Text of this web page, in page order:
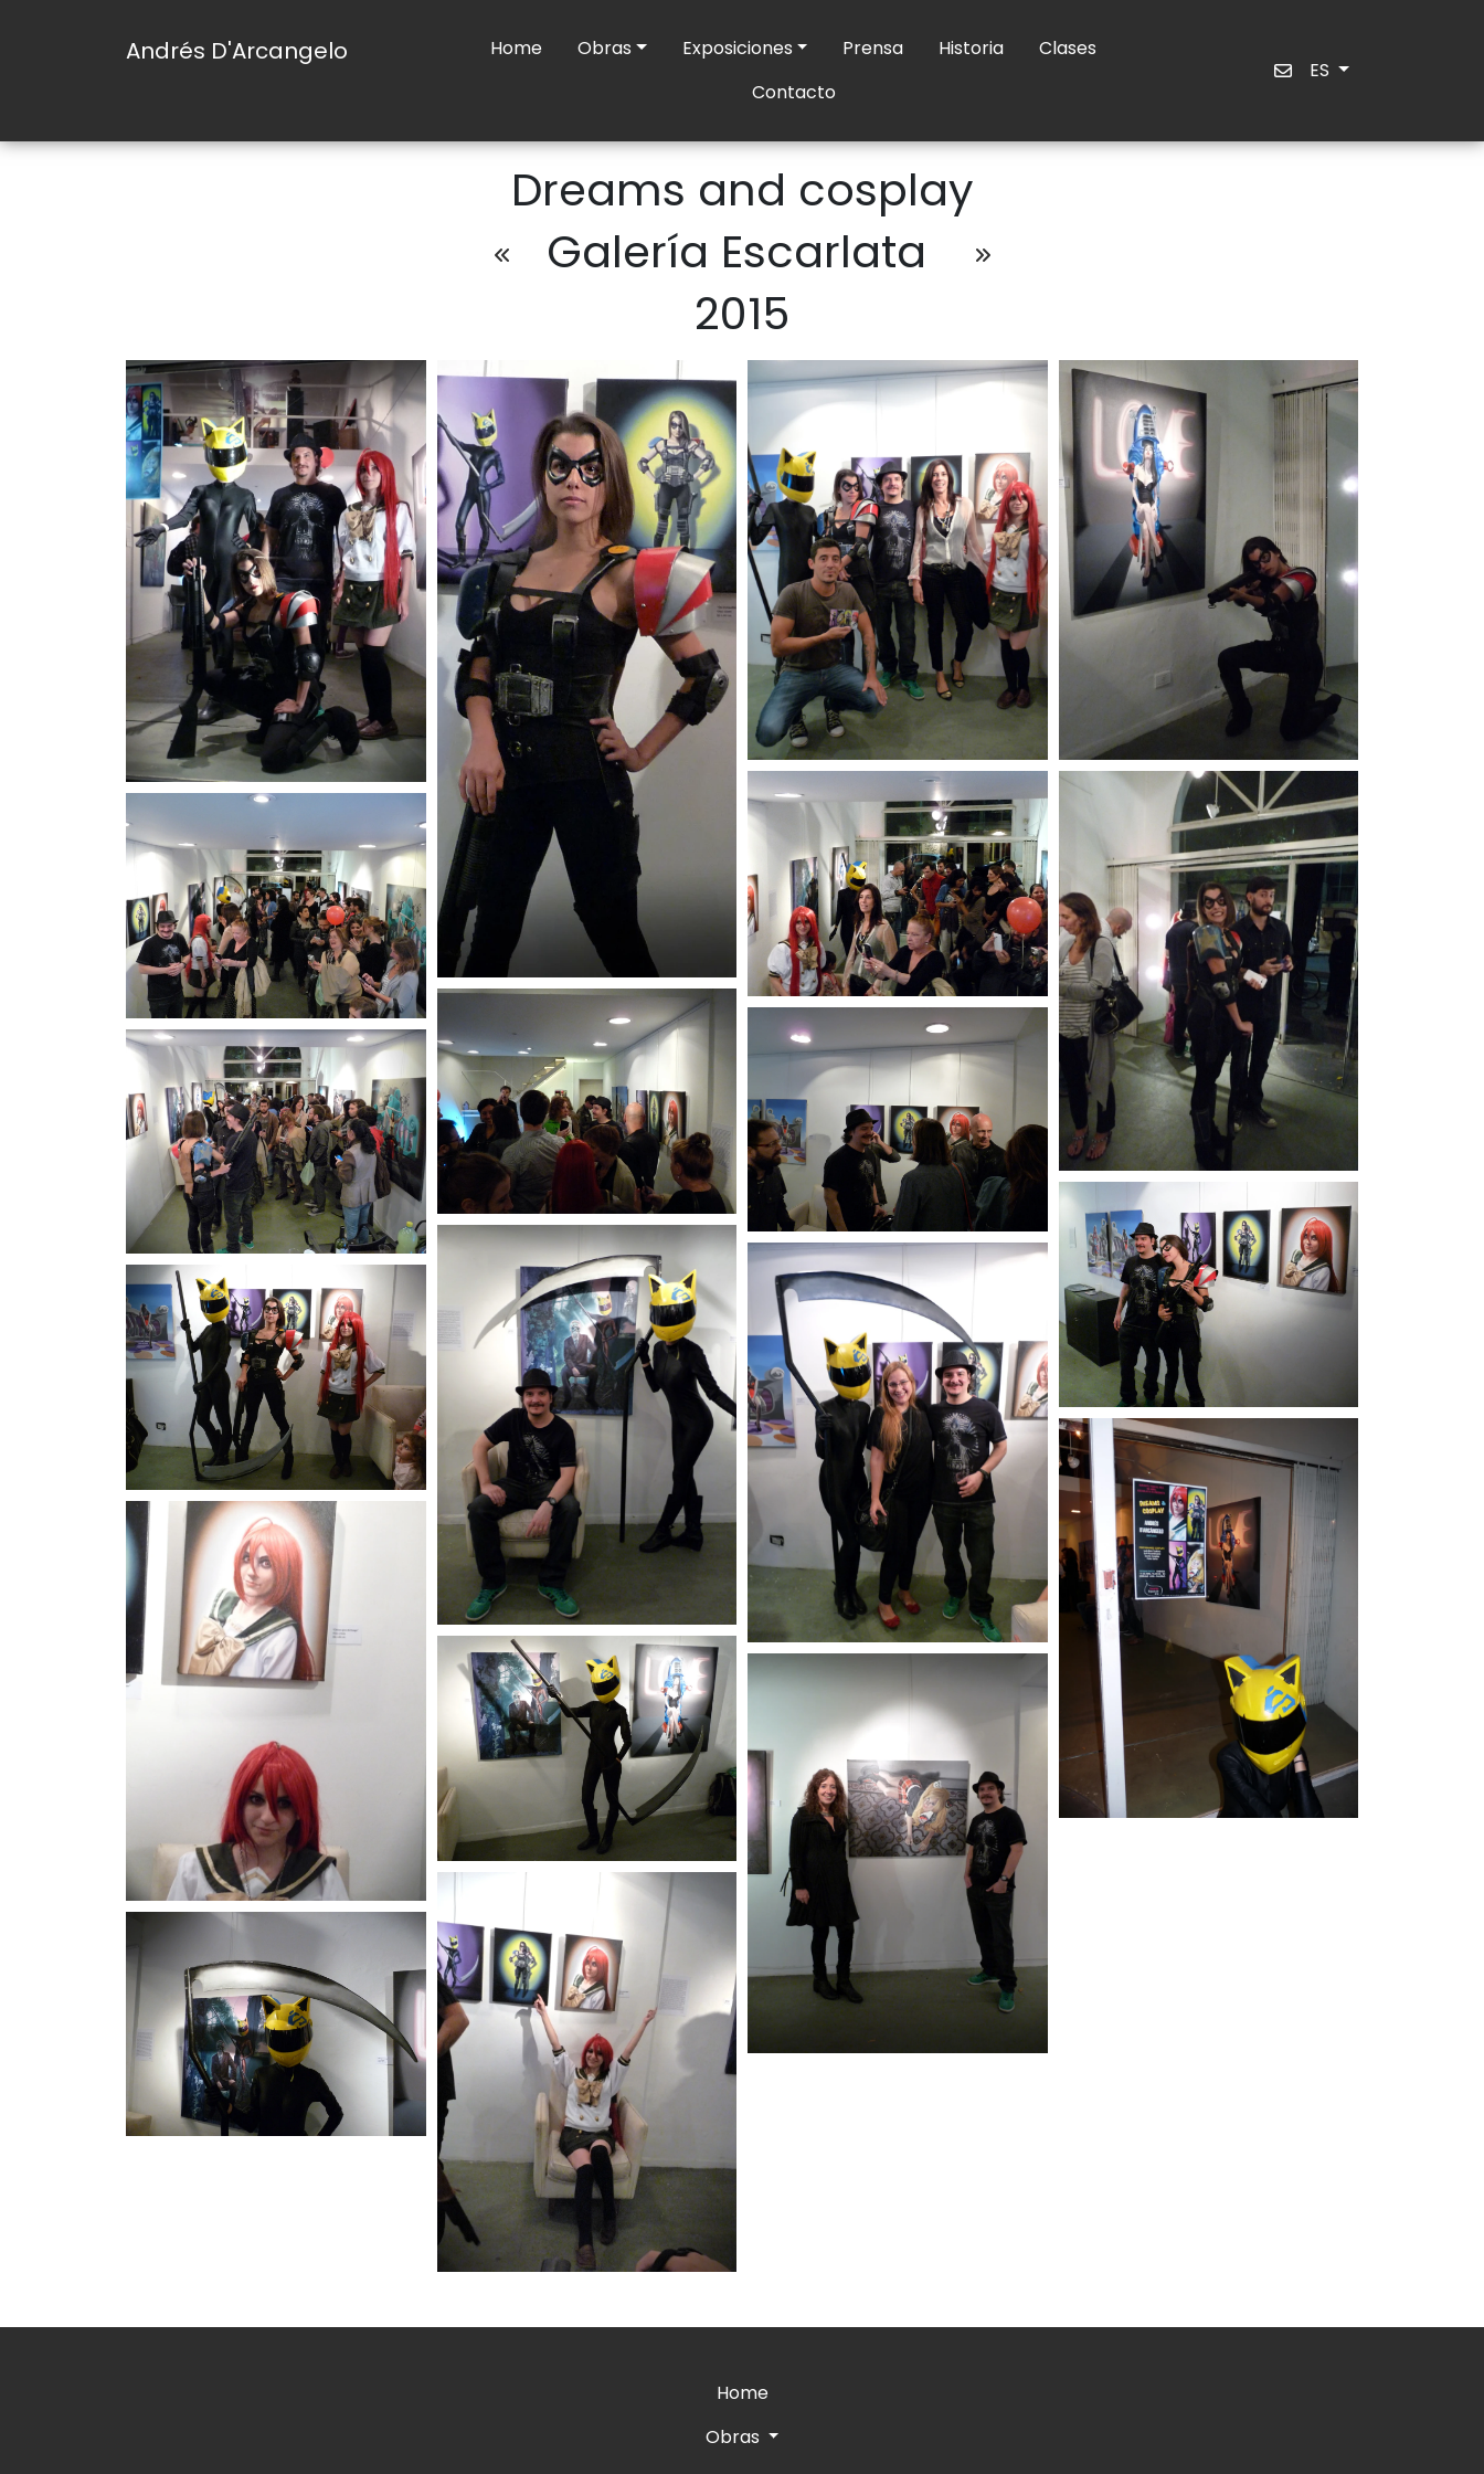
Andrés D'Arcangelo Home Obras Exposiciones Prensa Historia
Clases
Contacto
ES
Dreams and cosplay
Galería Escarlata
2015
Home
Obras